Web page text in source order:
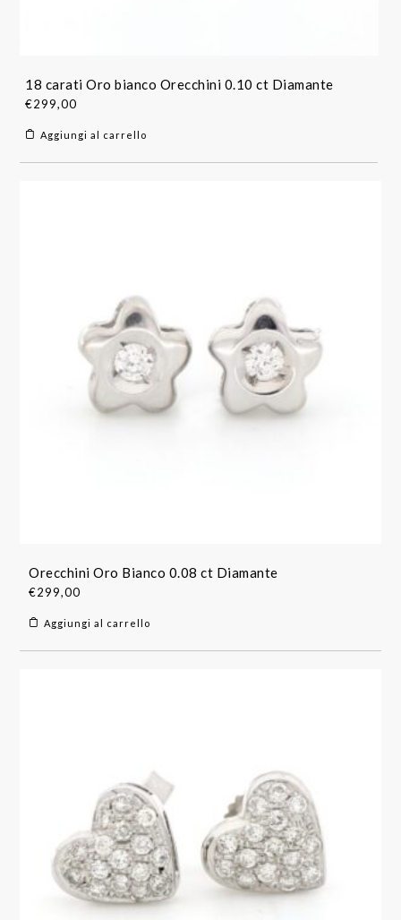
18 carati Oro bianco Orecchini 0.10 ct Diamante
€299,00
Aggiungi al carrello
Orecchini Oro Bianco 0.08 ct Diamante
€299,00
Aggiungi al carrello